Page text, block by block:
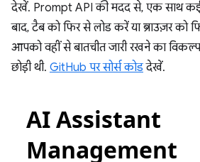
देखें. Prompt API की मदद से, एक साथ
बाद, टैब को फिर से लोड करें या ब्राउज़र को
आपको वहीं से बातचीत जारी रखने का
छोड़ी थी. GitHub पर सोर्स कोडदेखें.